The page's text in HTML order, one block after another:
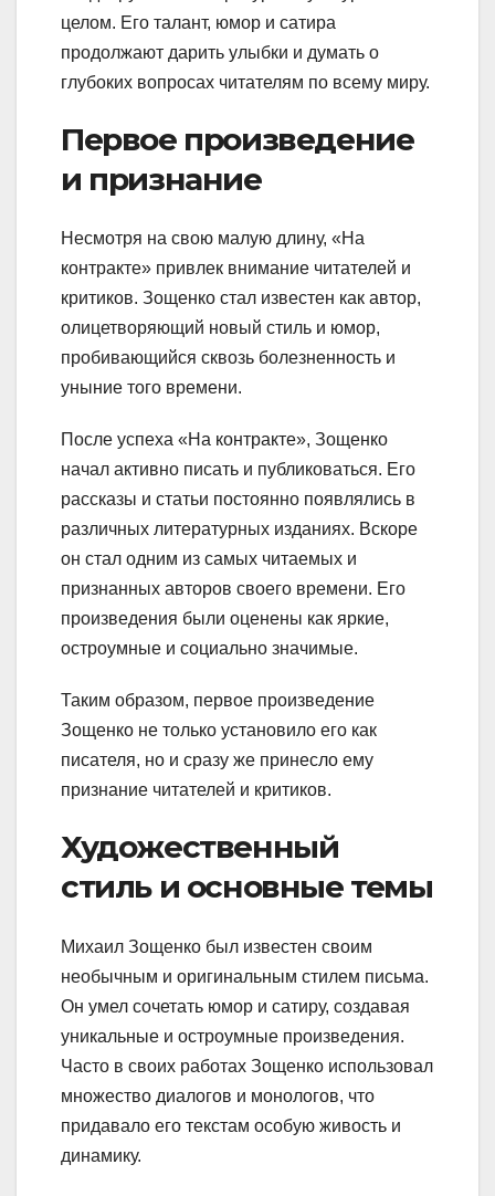
целом. Его талант, юмор и сатира
продолжают дарить улыбки и думать о
глубоких вопросах читателям по всему миру.
Первое произведение
и признание
Несмотря на свою малую длину, «На
контракте» привлек внимание читателей и
критиков. Зощенко стал известен как автор,
олицетворяющий новый стиль и юмор,
пробивающийся сквозь болезненность и
уныние того времени.
После успеха «На контракте», Зощенко
начал активно писать и публиковаться. Его
рассказы и статьи постоянно появлялись в
различных литературных изданиях. Вскоре
он стал одним из самых читаемых и
признанных авторов своего времени. Его
произведения были оценены как яркие,
остроумные и социально значимые.
Таким образом, первое произведение
Зощенко не только установило его как
писателя, но и сразу же принесло ему
признание читателей и критиков.
Художественный
стиль и основные темы
Михаил Зощенко был известен своим
необычным и оригинальным стилем письма.
Он умел сочетать юмор и сатиру, создавая
уникальные и остроумные произведения.
Часто в своих работах Зощенко использовал
множество диалогов и монологов, что
придавало его текстам особую живость и
динамику.